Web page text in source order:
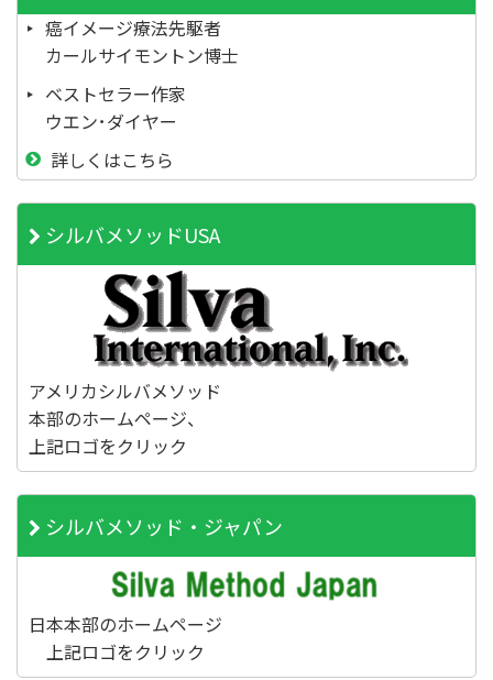
癌イメージ療法先駆者
カールサイモントン博士
ベストセラー作家
ウエン･ダイヤー
詳しくはこちら
シルバメソッドUSA
アメリカシルバメソッド
本部のホームページ、
上記ロゴをクリック
シルバメソッド・ジャパン
日本本部のホームページ
上記ロゴをクリック